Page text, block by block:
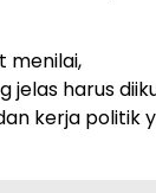
menilai,
jelas harus
kerja politik